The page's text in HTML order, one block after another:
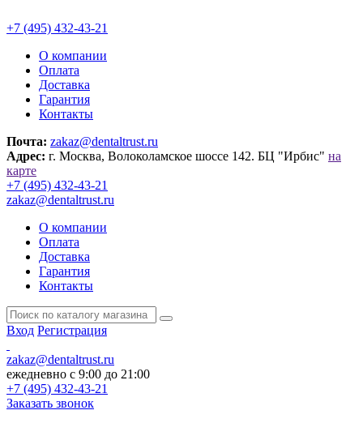
+7 (495) 432-43-21
О компании
Оплата
Доставка
Гарантия
Контакты
Почта: zakaz@dentaltrust.ru
Адрес: г. Москва, Волоколамское шоссе 142. БЦ "Ирбис" на
карте
+7 (495) 432-43-21
zakaz@dentaltrust.ru
О компании
Оплата
Доставка
Гарантия
Контакты
Вход Регистрация
zakaz@dentaltrust.ru
ежедневно с 9:00 до 21:00
+7 (495) 432-43-21
Заказать звонок